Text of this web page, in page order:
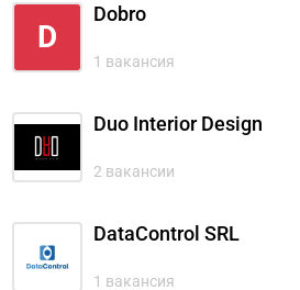
D
Dobro
1 вакансия
Duo Interior Design
2 вакансии
DataControl SRL
1 вакансия